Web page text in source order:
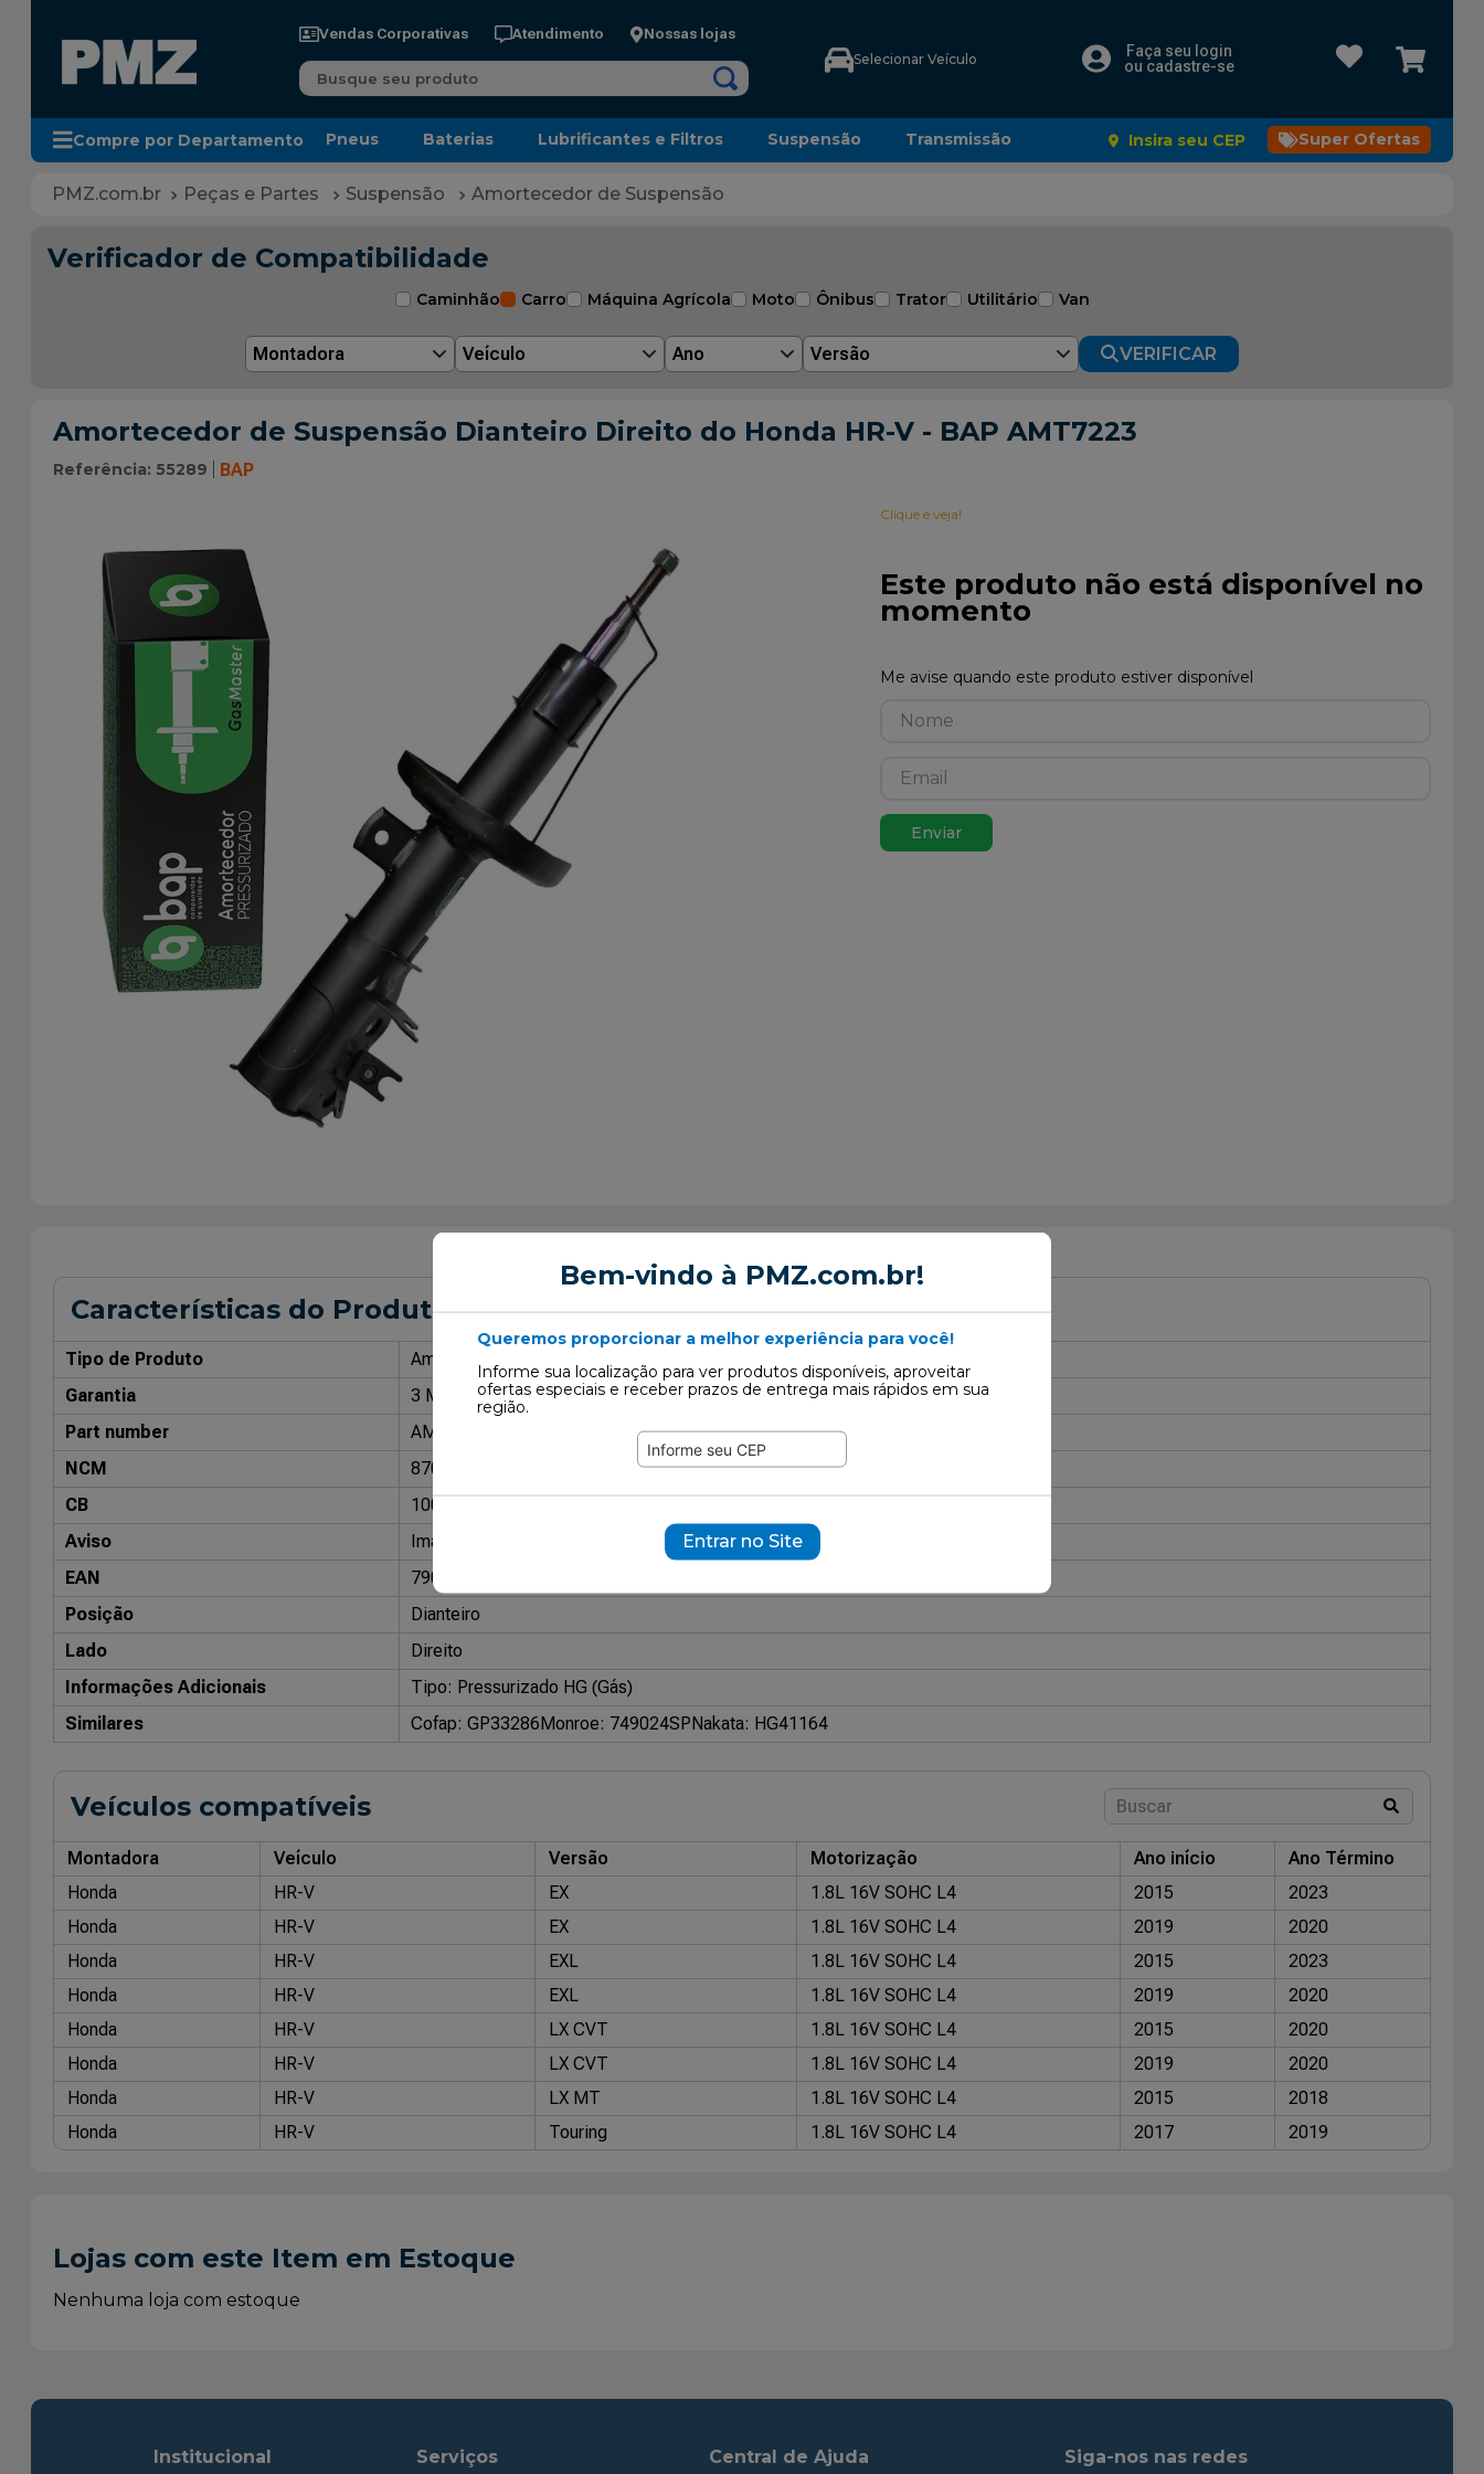
Bem-vindo à PMZ.com.br!
Queremos proporcionar a melhor experiência para você!
Informe sua localização para ver produtos disponíveis, aproveitar
ofertas especiais e receber prazos de entrega mais rápidos em sua
região.
Entrar no Site
Vendas Corporativas Atendimento Nossas lojas
Busque seu produto Selecionar Veículo
Faça seu login
ou cadastre-se
Compre por Departamento Pneus Baterias Lubrificantes e Filtros Suspensão Transmissão Insira seu CEP Super Ofertas
Peças e Partes Suspensão Amortecedor de Suspensão
Verificador de Compatibilidade
Caminhão Carro Máquina Agrícola Moto Ônibus Trator Utilitário Van
Montadora Veículo Ano Versão VERIFICAR
Amortecedor de Suspensão Dianteiro Direito do Honda HR-V - BAP AMT7223
Referência: 55289 BAP
Clique e veja!
Este produto não está disponível no
momento
Enviar
Características do Produto
Tipo de Produto
Amortecedor de Suspensão
Garantia
3 Meses
Part number
AMT7223
NCM
87088000
CB
10098002296
Aviso
Imagens meramente ilustrativas.
EAN
7908680411686
Posição
Dianteiro
Lado
Direito
Informações Adicionais
Tipo: Pressurizado HG (Gás)
Similares
Cofap: GP33286Monroe: 749024SPNakata: HG41164
Veículos compatíveis
Montadora Veículo Versão Motorização Ano início
Ano Término
Honda
HR-V EX 1.8L 16V SOHC L4 2015
2023
Honda
HR-V EX 1.8L 16V SOHC L4 2019
2020
Honda
HR-V EXL 1.8L 16V SOHC L4 2015
2023
Honda
HR-V EXL 1.8L 16V SOHC L4 2019
2020
Honda
HR-V LX CVT 1.8L 16V SOHC L4 2015
2020
Honda
HR-V LX CVT 1.8L 16V SOHC L4 2019
2020
Honda
HR-V LX MT 1.8L 16V SOHC L4 2015
2018
Honda
HR-V Touring 1.8L 16V SOHC L4 2017 2019
Lojas com este Item em Estoque
Nenhuma loja com estoque
Institucional Serviços Central de Ajuda Siga-nos nas redes